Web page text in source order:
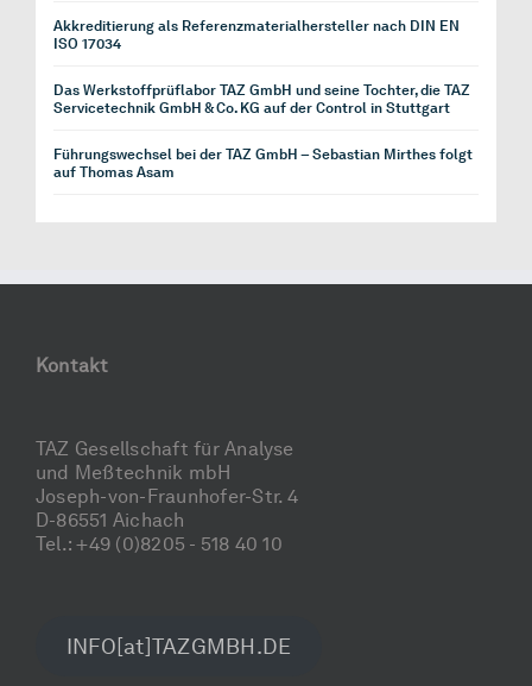
Akkreditierung als Referenzmaterialhersteller nach DIN EN
ISO 17034
Das Werkstoffprüflabor TAZ GmbH und seine Tochter, die TAZ
Servicetechnik GmbH & Co. KG auf der Control in Stuttgart
Führungswechsel bei der TAZ GmbH – Sebastian Mirthes folgt
auf Thomas Asam
Kontakt
TAZ Gesellschaft für Analyse
und Meßtechnik mbH
Joseph-von-Fraunhofer-Str. 4
D-86551 Aichach
Tel.: +49 (0)8205 - 518 40 10
INFO[at]TAZGMBH.DE